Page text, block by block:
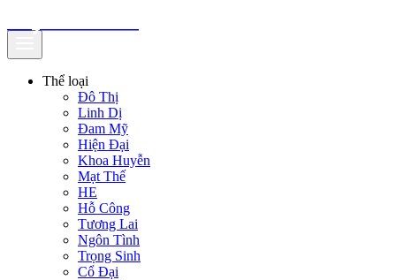
Thể loại
Đô Thị
Linh Dị
Đam Mỹ
Hiện Đại
Khoa Huyễn
Mạt Thế
HE
Hỗ Công
Tương Lai
Ngôn Tình
Trọng Sinh
Cổ Đại